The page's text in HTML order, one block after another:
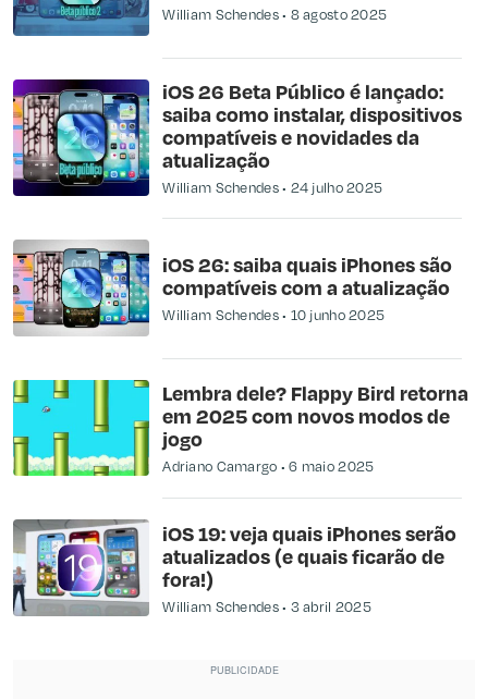
William Schendes 8 agosto 2025
iOS 26 Beta Público é lançado:
saiba como instalar, dispositivos
compatíveis e novidades da
atualização
William Schendes 24 julho 2025
iOS 26: saiba quais iPhones são
compatíveis com a atualização
William Schendes 10 junho 2025
Lembra dele? Flappy Bird retorna
em 2025 com novos modos de
jogo
Adriano Camargo 6 maio 2025
iOS 19: veja quais iPhones serão
atualizados (e quais ficarão de
fora!)
William Schendes 3 abril 2025